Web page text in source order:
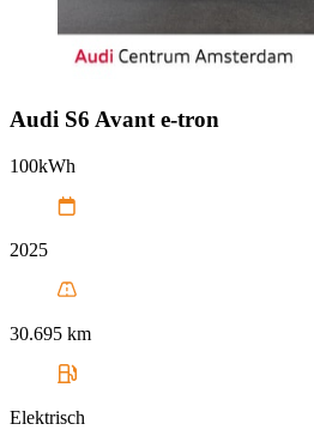
Audi S6 Avant e-tron
100kWh
2025
30.695 km
Elektrisch